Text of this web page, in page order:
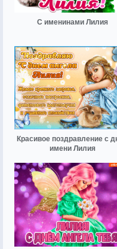
С именинами Лилия
Красивое поздравление с
имени Лилия